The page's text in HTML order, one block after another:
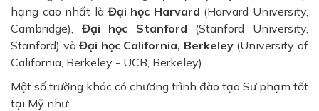
hạng cao nhất là Đại học Harvard (Harvard University,
Cambridge),
Đại học Stanford (Stanford University,
Stanford) vàĐại học California, Berkeley (University of
California, Berkeley - UCB, Berkeley).
Một số trường khác có chương trình đào tạo Sư phạm tốt
tại Mỹ như: